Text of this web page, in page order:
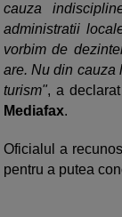
cauza
administratii
vorbim de
are. Nu din cauza
turism", a declarat
Mediafax.
Oficialul a
pentru a putea